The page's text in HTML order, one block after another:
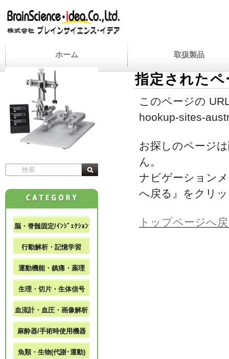
ホーム 取扱製品
指定された
このページの
hookup-sites-
お探しのページ
ん。
ナビゲーション
へ戻る』をクリ
トップページへ
脳・脊髄固定/ｲﾝｼﾞｪｸｼｮﾝ
行動解析・記憶学習
運動機能・鎮痛・薬理
生理・切片・生体信号
血流計・血圧・画像解析
麻酔器/手術時使用機器
魚類・生物(代謝･運動)